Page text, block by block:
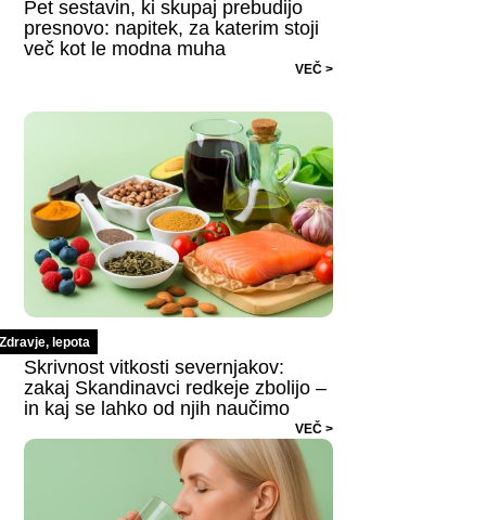
Pet sestavin, ki skupaj prebudijo
presnovo: napitek, za katerim stoji
več kot le modna muha
VEČ >
Zdravje, lepota
Skrivnost vitkosti severnjakov:
zakaj Skandinavci redkeje zbolijo –
in kaj se lahko od njih naučimo
VEČ >